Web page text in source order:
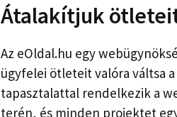
Átalakítjuk
Az eOldal.hu egy
ügyfelei ötleteit valóra váltsa
tapasztalattal rendelkezik a
terén, és minden projektet